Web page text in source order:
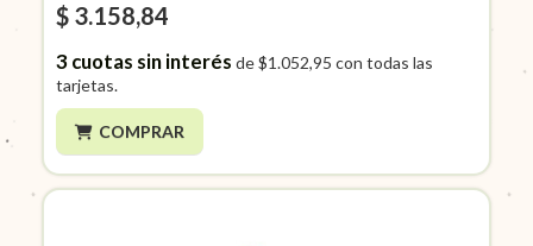
$ 3.158,84
3cuotas sin interés de$1.052,95 con todas las
tarjetas.
COMPRAR